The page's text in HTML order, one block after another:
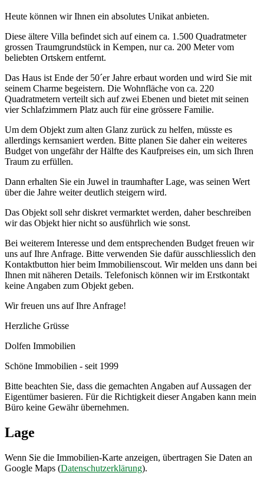
Heute können wir Ihnen ein absolutes Unikat anbieten.
Diese ältere Villa befindet sich auf einem ca. 1.500 Quadratmeter
grossen Traumgrundstück in Kempen, nur ca. 200 Meter vom
beliebten Ortskern entfernt.
Das Haus ist Ende der 50´er Jahre erbaut worden und wird Sie mit
seinem Charme begeistern. Die Wohnfläche von ca. 220
Quadratmetern verteilt sich auf zwei Ebenen und bietet mit seinen
vier Schlafzimmern Platz auch für eine grössere Familie.
Um dem Objekt zum alten Glanz zurück zu helfen, müsste es
allerdings kernsaniert werden. Bitte planen Sie daher ein weiteres
Budget von ungefähr der Hälfte des Kaufpreises ein, um sich Ihren
Traum zu erfüllen.
Dann erhalten Sie ein Juwel in traumhafter Lage, was seinen Wert
über die Jahre weiter deutlich steigern wird.
Das Objekt soll sehr diskret vermarktet werden, daher beschreiben
wir das Objekt hier nicht so ausführlich wie sonst.
Bei weiterem Interesse und dem entsprechenden Budget freuen wir
uns auf Ihre Anfrage. Bitte verwenden Sie dafür ausschliesslich den
Kontaktbutton hier beim Immobilienscout. Wir melden uns dann bei
Ihnen mit näheren Details. Telefonisch können wir im Erstkontakt
keine Angaben zum Objekt geben.
Wir freuen uns auf Ihre Anfrage!
Herzliche Grüsse
Dolfen Immobilien
Schöne Immobilien - seit 1999
Bitte beachten Sie, dass die gemachten Angaben auf Aussagen der
Eigentümer basieren. Für die Richtigkeit dieser Angaben kann mein
Büro keine Gewähr übernehmen.
Lage
Wenn Sie die Immobilien-Karte anzeigen, übertragen Sie Daten an
Google Maps (Datenschutzerklärung).